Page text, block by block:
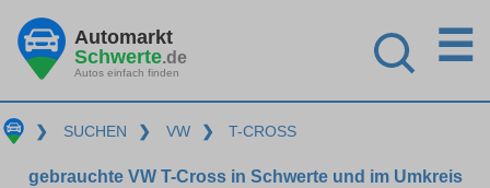
Automarkt
Schwerte.de
Autos einfach finden
☰
❯ SUCHEN ❯ VW ❯ T-CROSS
gebrauchte VW T-Cross in Schwerte und im Umkreis